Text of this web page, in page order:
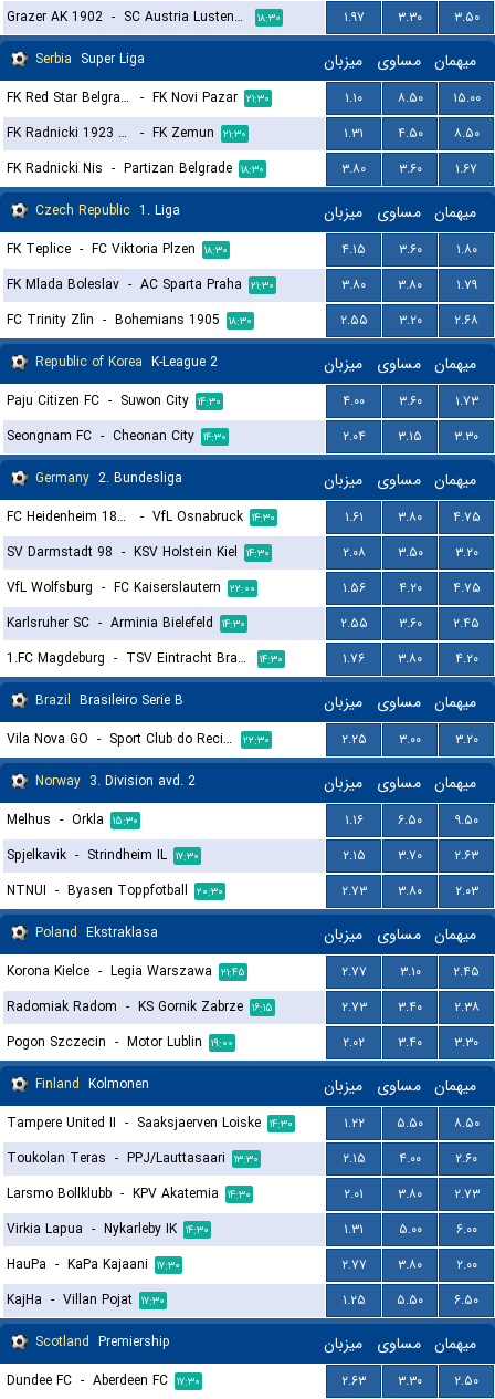
Grazer AK 1902 - SC Austria Lustenau ۱۸:۳۰ ۱.۹۷ ۳.۳۰
۳.۵۰
Serbia Super Liga میزبان مساوی میهمان
FK Red Star Belgrade (Crvena Zvezda) - FK Novi Pazar ۲۱:۳۰ ۱.۱۰ ۸.۵۰
۱۵.۰۰
FK Radnicki 1923 Kragujevac
- FK Zemun ۲۱:۳۰ ۱.۳۱ ۴.۵۰
۸.۵۰
FK Radnicki Nis - Partizan Belgrade ۱۸:۳۰ ۳.۸۰ ۳.۶۰
۱.۶۷
Czech Republic 1. Liga میزبان مساوی میهمان
FK Teplice - FC Viktoria Plzen ۱۸:۳۰ ۴.۱۵ ۳.۶۰
۱.۸۰
FK Mlada Boleslav - AC Sparta Praha ۲۱:۳۰ ۳.۸۰ ۳.۸۰
۱.۷۹
FC Trinity Zlín - Bohemians 1905 ۱۸:۳۰ ۲.۵۵ ۳.۲۰
۲.۶۸
Republic of Korea K-League 2 میزبان مساوی میهمان
Paju Citizen FC - Suwon City ۱۴:۳۰ ۴.۰۰ ۳.۶۰
۱.۷۳
Seongnam FC - Cheonan City ۱۴:۳۰ ۲.۰۴ ۳.۱۵
۳.۳۰
Germany 2. Bundesliga میزبان مساوی میهمان
FC Heidenheim 1846 - VfL Osnabruck ۱۴:۳۰ ۱.۶۱ ۳.۸۰
۴.۷۵
SV Darmstadt 98 - KSV Holstein Kiel ۱۴:۳۰ ۲.۰۸ ۳.۵۰
۳.۲۰
VfL Wolfsburg - FC Kaiserslautern ۲۲:۰۰ ۱.۵۶ ۴.۲۰
۴.۷۵
Karlsruher SC - Arminia Bielefeld ۱۴:۳۰ ۲.۵۵ ۳.۶۰
۲.۴۵
1.FC Magdeburg - TSV Eintracht Braunschweig ۱۴:۳۰ ۱.۷۶ ۳.۸۰
۴.۲۰
Brazil Brasileiro Serie B میزبان مساوی میهمان
Vila Nova GO - Sport Club do Recife ۲۲:۳۰ ۲.۲۵ ۳.۰۰
۳.۲۰
Norway 3. Division avd. 2 میزبان مساوی میهمان
Melhus - Orkla ۱۵:۳۰ ۱.۱۶ ۶.۵۰
۹.۵۰
Spjelkavik - Strindheim IL ۱۷:۳۰ ۲.۱۵ ۳.۷۰
۲.۶۳
NTNUI - Byasen Toppfotball ۲۰:۳۰ ۲.۷۳ ۳.۸۰
۲.۰۳
Poland Ekstraklasa میزبان مساوی میهمان
Korona Kielce - Legia Warszawa ۲۱:۴۵ ۲.۷۷ ۳.۱۰
۲.۴۵
Radomiak Radom - KS Gornik Zabrze ۱۶:۱۵ ۲.۷۳ ۳.۴۰
۲.۳۸
Pogon Szczecin - Motor Lublin ۱۹:۰۰ ۲.۰۲ ۳.۴۰
۳.۳۰
Finland Kolmonen میزبان مساوی میهمان
Tampere United II - Saaksjaerven Loiske ۱۴:۳۰ ۱.۲۲ ۵.۵۰
۸.۵۰
Toukolan Teras - PPJ/Lauttasaari ۱۳:۳۰ ۲.۱۵ ۴.۰۰
۲.۶۰
Larsmo Bollklubb - KPV Akatemia ۱۴:۳۰ ۲.۰۱ ۳.۸۰
۲.۷۳
Virkia Lapua - Nykarleby IK ۱۴:۳۰ ۱.۳۱ ۵.۰۰
۶.۰۰
HauPa - KaPa Kajaani ۱۷:۳۰ ۲.۷۷ ۳.۸۰
۲.۰۰
KajHa - Villan Pojat ۱۷:۳۰ ۱.۲۵ ۵.۵۰
۶.۵۰
Scotland Premiership میزبان مساوی میهمان
Dundee FC - Aberdeen FC ۱۷:۳۰ ۲.۶۳ ۳.۳۰ ۲.۵۰